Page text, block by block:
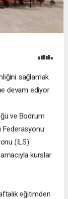
sağlamak
devam ediyor.
ve Bodrum
Federasyonu
(ILS)
kurslar
eğitimden